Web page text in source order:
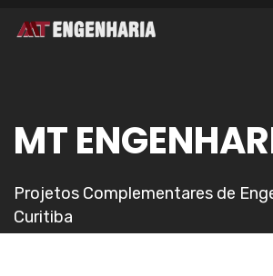
MT
Projetos Complementares de
Curitiba